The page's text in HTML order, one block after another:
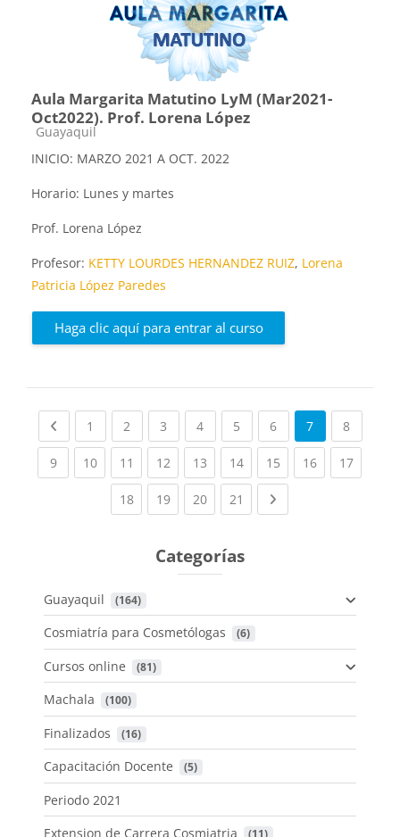
Aula Margarita Matutino LyM (Mar2021-
Oct2022). Prof. Lorena López
Categoría de cursos
Guayaquil
INICIO: MARZO 2021 A OCT. 2022
Horario: Lunes y martes
Prof. Lorena López
Profesor: KETTY LOURDES HERNANDEZ RUIZ, Lorena
Patricia López Paredes
Haga clic aquí para entrar al curso
Previous page
1 (current)
2 (current)
3 (current)
4(current)
5 (current)
6(current)
7 8(current)
9(current)
10(current)
11 (current)
12(current)
13(current)
14(current)
15(current)
16(current)
17
18(current)
19(current)
20(current)
21 (current)
Categorías
Guayaquil (164)
Cosmiatría para Cosmetólogas (6)
Cursos online (81)
Machala (100)
Finalizados (16)
Capacitación Docente (5)
Periodo 2021
Extension de Carrera Cosmiatria
(11)